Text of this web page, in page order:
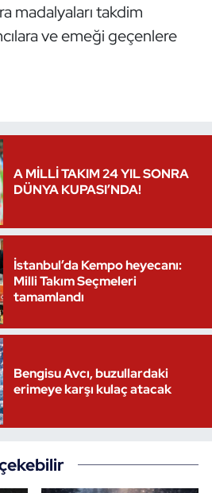
madalyaları takdim
ve emeği geçenlere
A MİLLİ TAKIM 24 YIL SONRA
DÜNYA KUPASI’NDA!
İstanbul’da Kempo heyecanı:
Milli Takım Seçmeleri
tamamlandı
Bengisu Avcı, buzullardaki
erimeye karşı kulaç atacak